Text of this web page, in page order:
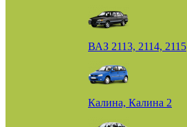
ВАЗ 2113, 2114, 2115
Калина, Калина 2